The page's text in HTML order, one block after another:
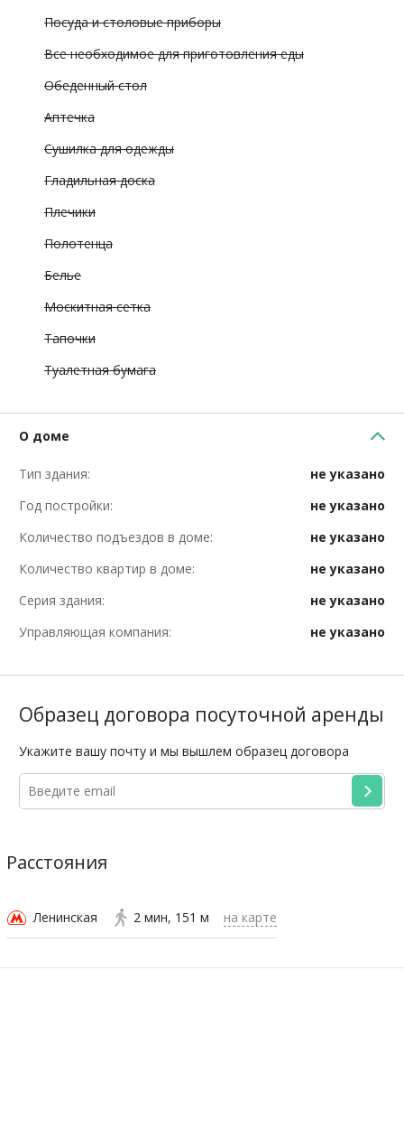
Посуда и столовые приборы
Все необходимое для приготовления еды
Обеденный стол
Аптечка
Сушилка для одежды
Гладильная доска
Плечики
Полотенца
Белье
Москитная сетка
Тапочки
Туалетная бумага
О доме
Тип здания:
не указано
Год постройки:
не указано
Количество подъездов в доме:
не указано
Количество квартир в доме:
не указано
Серия здания:
не указано
Управляющая компания:
не указано
Образец договора посуточной аренды
Укажите вашу почту и мы вышлем образец договора
Расстояния
Ленинская 2 мин 151 м на карте